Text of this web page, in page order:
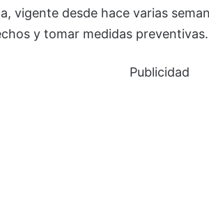
vigente desde hace varias
y tomar medidas preventivas.
Publicidad